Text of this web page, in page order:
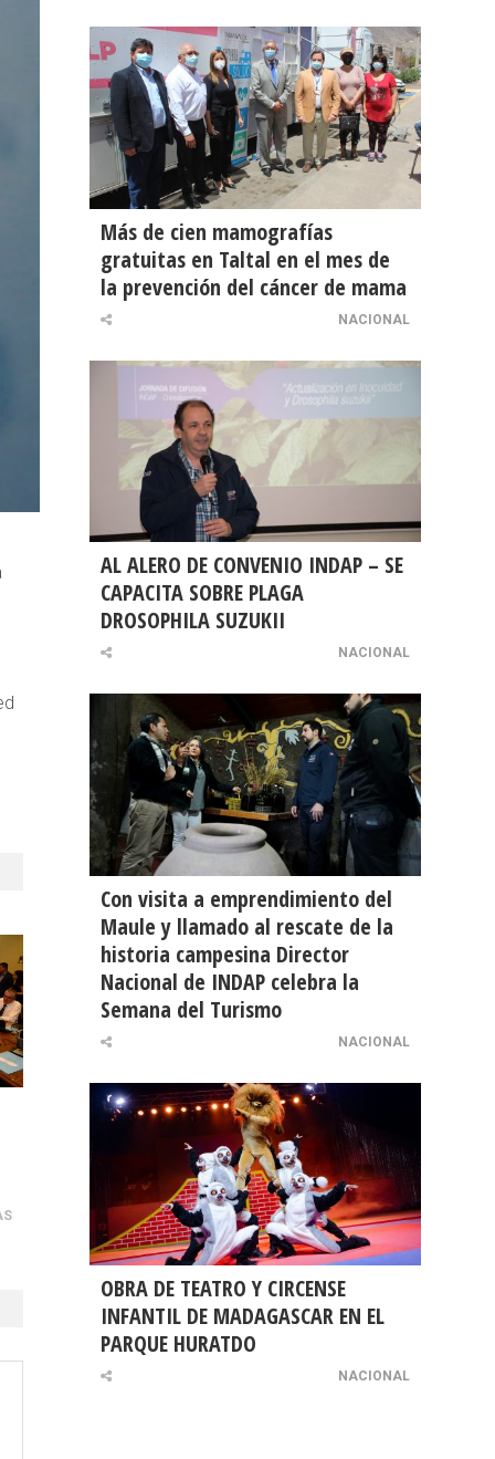
Más de cien mamografías
gratuitas en Taltal en el mes de
la prevención del cáncer de mama
NACIONAL
AL ALERO DE CONVENIO INDAP – SE
CAPACITA SOBRE PLAGA
DROSOPHILA SUZUKII
NACIONAL
Con visita a emprendimiento del
Maule y llamado al rescate de la
historia campesina Director
Nacional de INDAP celebra la
Semana del Turismo
NACIONAL
OBRA DE TEATRO Y CIRCENSE
INFANTIL DE MADAGASCAR EN EL
PARQUE HURATDO
NACIONAL